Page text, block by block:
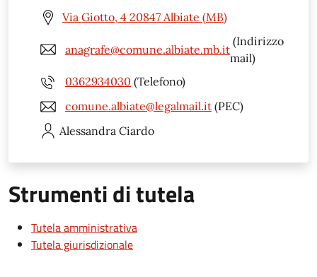
Via Giotto, 4 20847 Albiate (MB)
anagrafe@comune.albiate.mb.it
(Indirizzo
mail)
0362934030 (Telefono)
comune.albiate@legalmail.it (PEC)
Alessandra Ciardo
Strumenti di tutela
Tutela amministrativa
Tutela giurisdizionale